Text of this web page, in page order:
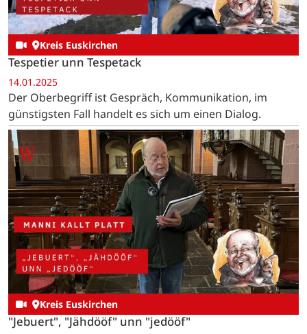
Kreis Euskirchen
Tespetier unn Tespetack
14.01.2025
Der Oberbegriff ist Gespräch, Kommunikation, im
günstigsten Fall handelt es sich um einen Dialog.
Kreis Euskirchen
"Jebuert", "Jähdööf" unn "jedööf"